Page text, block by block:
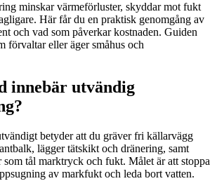
minskar värmeförluster, skyddar mot fukt
Här får du en praktisk genomgång av
och vad som påverkar kostnaden. Guiden
förvaltar eller äger småhus och
innebär utvändig
betyder att du gräver fri källarvägg
lägger tätskikt och dränering, samt
tål marktryck och fukt. Målet är att stoppa
av markfukt och leda bort vatten.